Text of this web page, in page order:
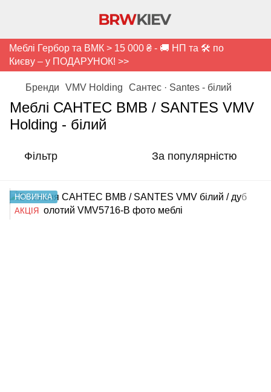
Меблі Гербор та ВМК > 15 000 ₴ - 🚚 НП та 🛠️ по
Києву – у ПОДАРУНОК! >>
Бренди VMV Holding Сантес · Santes - білий
Меблі САНТЕС ВМВ / SANTES VMV
Holding - білий
Фільтр За популярністю
НОВИНКА
АКЦІЯ